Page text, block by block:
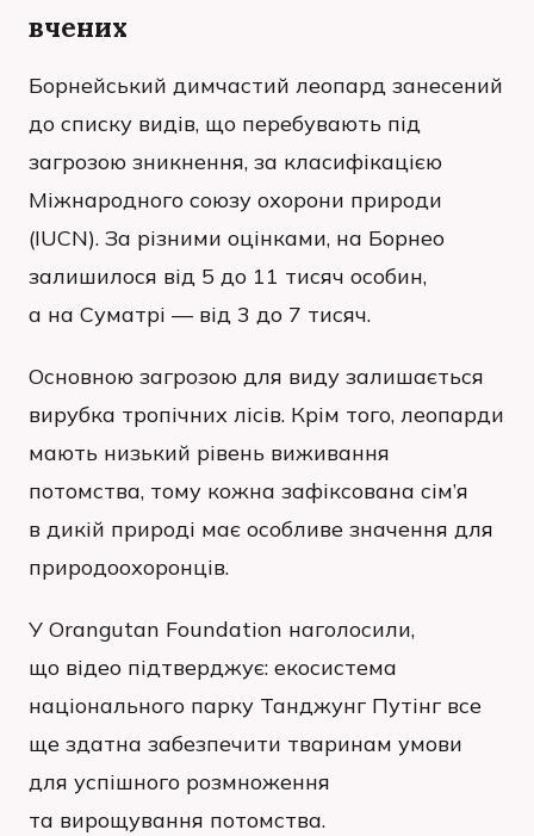
вчених
Борнейський димчастий леопард занесений
до списку видів, що перебувають під
загрозою зникнення, за класифікацією
Міжнародного союзу охорони природи
(IUCN). За різними оцінками, на Борнео
залишилося від 5 до 11 тисяч особин,
а на Суматрі — від 3 до 7 тисяч.
Основною загрозою для виду залишається
вирубка тропічних лісів. Крім того, леопарди
мають низький рівень виживання
потомства, тому кожна зафіксована сім’я
в дикій природі має особливе значення для
природоохоронців.
У Orangutan Foundation наголосили,
що відео підтверджує: екосистема
національного парку Танджунг Путінг все
ще здатна забезпечити тваринам умови
для успішного розмноження
та вирощування потомства.